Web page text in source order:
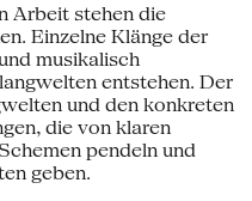
Arbeit stehen die
Einzelne Klänge der
musikalisch
entstehen. Der
und den konkreten
die von klaren
pendeln und
geben.